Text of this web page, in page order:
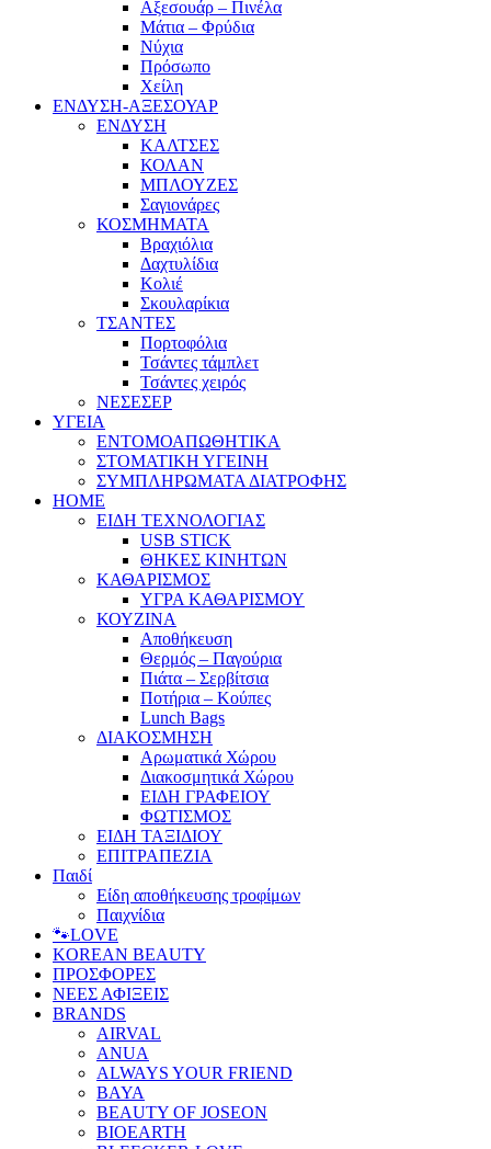
Αξεσουάρ – Πινέλα
Μάτια – Φρύδια
Νύχια
Πρόσωπο
Χείλη
ΕΝΔΥΣΗ-ΑΞΕΣΟΥΑΡ
ΕΝΔΥΣΗ
ΚΑΛΤΣΕΣ
ΚΟΛΑΝ
ΜΠΛΟΥΖΕΣ
Σαγιονάρες
ΚΟΣΜΗΜΑΤΑ
Βραχιόλια
Δαχτυλίδια
Κολιέ
Σκουλαρίκια
ΤΣΑΝΤΕΣ
Πορτοφόλια
Τσάντες τάμπλετ
Τσάντες χειρός
ΝΕΣΕΣΕΡ
ΥΓΕΙΑ
ΕΝΤΟΜΟΑΠΩΘΗΤΙΚΑ
ΣΤΟΜΑΤΙΚΗ ΥΓΕΙΝΗ
ΣΥΜΠΛΗΡΩΜΑΤΑ ΔΙΑΤΡΟΦΗΣ
HOME
ΕΙΔΗ ΤΕΧΝΟΛΟΓΙΑΣ
USB STICK
ΘΗΚΕΣ ΚΙΝΗΤΩΝ
ΚΑΘΑΡΙΣΜΟΣ
ΥΓΡΑ ΚΑΘΑΡΙΣΜΟΥ
ΚΟΥΖΙΝΑ
Αποθήκευση
Θερμός – Παγούρια
Πιάτα – Σερβίτσια
Ποτήρια – Κούπες
Lunch Bags
ΔΙΑΚΟΣΜΗΣΗ
Αρωματικά Χώρου
Διακοσμητικά Χώρου
ΕΙΔΗ ΓΡΑΦΕΙΟΥ
ΦΩΤΙΣΜΟΣ
ΕΙΔΗ ΤΑΞΙΔΙΟΥ
ΕΠΙΤΡΑΠΕΖΙΑ
Παιδί
Είδη αποθήκευσης τροφίμων
Παιχνίδια
🐾LOVE
KOREAN BEAUTY
ΠΡΟΣΦΟΡΕΣ
ΝΕΕΣ ΑΦΙΞΕΙΣ
BRANDS
AIRVAL
ANUA
ALWAYS YOUR FRIEND
BAYA
BEAUTY OF JOSEON
BIOEARTH